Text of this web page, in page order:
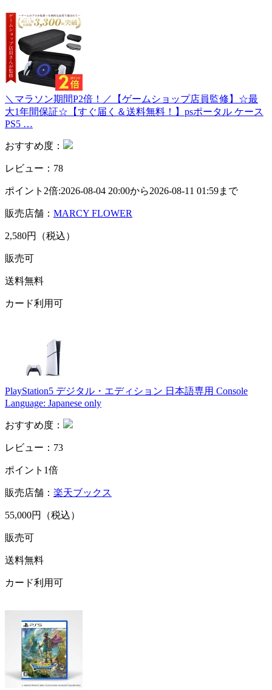
＼マラソン期間P2倍！／【ゲームショップ店員監修】☆最
大1年間保証☆【すぐ届く＆送料無料！】psポータル ケース
PS5 …
おすすめ度：
レビュー：78
ポイント2倍:2026-08-04 20:00から2026-08-11 01:59まで
販売店舗： MARCY FLOWER
2,580円（税込）
販売可
送料無料
カード利用可
PlayStation5 デジタル・エディション 日本語専用 Console
Language: Japanese only
おすすめ度：
レビュー：73
ポイント1倍
販売店舗： 楽天ブックス
55,000円（税込）
販売可
送料無料
カード利用可